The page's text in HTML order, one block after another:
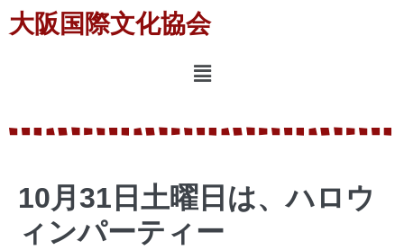
大阪国際文化協会
10月31日土曜日は、ハロウ
ィンパーティー